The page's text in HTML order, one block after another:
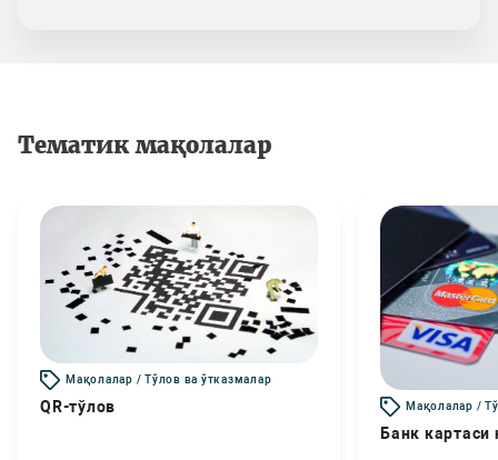
Тематик мақолалар
Мақолалар / Тўлов ва ўтказмалар
QR-тўлов Мақолалар /
Банк картаси